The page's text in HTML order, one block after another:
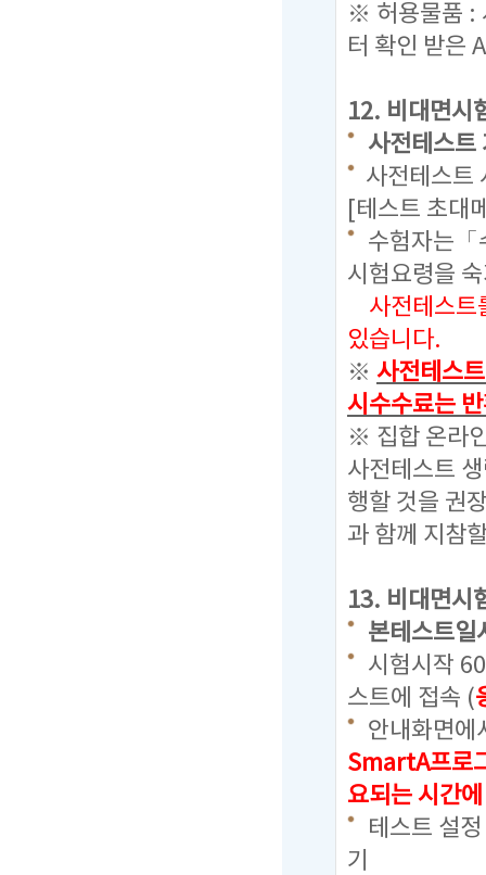
※ 허용물품 :
터 확인 받은
12. 비대면시
사전테스
사전테스트
[테스트 초대
수험자는「
시험요령을
사전테스트
있습니다.
※ 사전테스
시수수료는
※ 집합 온라
사전테스트
행할 것을 권
과 함께 지참
13. 비대면시
본테스트일
시험시작
스트에 접속 (
안내화면에
SmartA프로
요되는 시간
테스트 설
기